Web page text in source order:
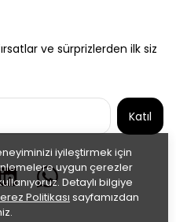
iyileştirmek için
uygun çerezler
Detaylı bilgiye
Politikası sayfamızdan
ve sürprizlerden ilk siz
Katıl